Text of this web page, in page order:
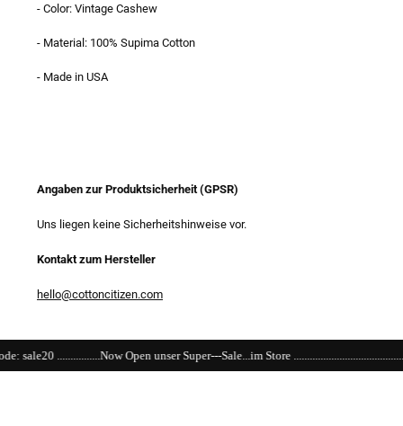
- Color: Vintage Cashew
- Material: 100% Supima Cotton
- Made in USA
Angaben zur Produktsicherheit (GPSR)
Uns liegen keine Sicherheitshinweise vor.
Kontakt zum Hersteller
hello@cottoncitizen.com
Open unser Super---Sale...im Store